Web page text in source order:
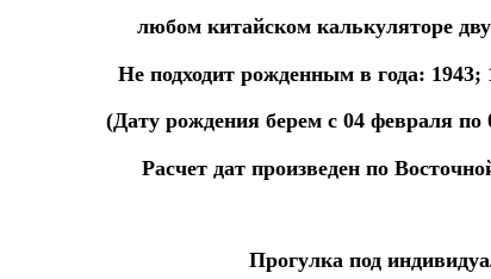
любом китайском калькуляторе
Не подходит рожденным в года: 1943;
(Дату рождения берем с 04 февраля по
Расчет дат произведен по
Прогулка под